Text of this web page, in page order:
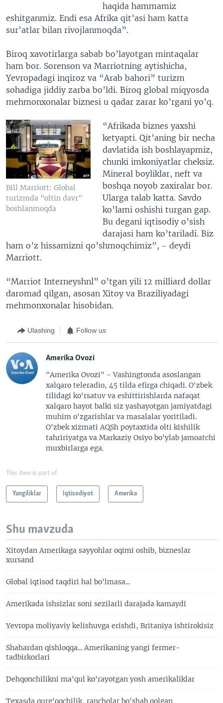
haqida hammamiz
eshitganmiz. Endi esa Afrika qit’asi ham katta
sur’atlar bilan rivojlanmoqda”.
Biroq xavotirlarga sabab bo’layotgan mintaqalar
ham bor. Sorenson va Marriotning aytishicha,
Yevropadagi inqiroz va “Arab bahori” turizm
sohadiga jiddiy zarba bo’ldi. Biroq global miqyosda
mehmonxonalar biznesi u qadar zarar ko’rgani yo’q.
Bill Marriott: Global
turizmda "oltin davr"
boshlanmoqda
“Afrikada biznes yaxshi
ketyapti. Qit’aning bir necha
davlatida ish boshlayapmiz,
chunki imkoniyatlar cheksiz.
Mineral boyliklar, neft va
boshqa noyob zaxiralar bor.
Ularga talab katta. Savdo
ko’lami oshishi turgan gap.
Bu degani iqtisodiy o’sish
darajasi ham ko’tariladi. Biz
ham o’z hissamizni qo’shmoqchimiz”, - deydi
Marriott.
“Marriot Interneyshnl” o’tgan yili 12 milliard dollar
daromad qilgan, asosan Xitoy va Braziliyadagi
mehmonxonalar hisobidan.
Ulashing Follow us
Amerika Ovozi
"Amerika Ovozi" - Vashingtonda asoslangan
xalqaro teleradio, 45 tilda efirga chiqadi. O'zbek
tilidagi ko'rsatuv va eshittirishlarda nafaqat
xalqaro hayot balki siz yashayotgan jamiyatdagi
muhim o'zgarishlar va masalalar yoritiladi.
O'zbek xizmati AQSh poytaxtida olti kishilik
tahririyatga va Markaziy Osiyo bo'ylab jamoatchi
muxbirlarga ega.
This item is part of
Yangiliklar Iqtisodiyot Amerika
Shu mavzuda
Xitoydan Amerikaga sayyohlar oqimi oshib, bizneslar
xursand
Global iqtisod taqdiri hal bo'lmasa...
Amerikada ishsizlar soni sezilarli darajada kamaydi
Yevropa moliyaviy kelishuvga erishdi, Britaniya ishtirokisiz
Shahardan qishloqqa... Amerikaning yangi fermer-
tadbirkorlari
Dehqonchilikni ma'qul ko'rayotgan yosh amerikaliklar
Texasda qurg'oqchilik, rancholar bo'shab qolgan